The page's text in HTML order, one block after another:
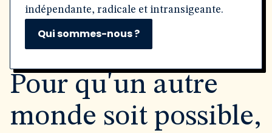
indépendante, radicale et intransigeante.
Qui sommes-nous ?
Pour qu'un autre
monde soit possible,